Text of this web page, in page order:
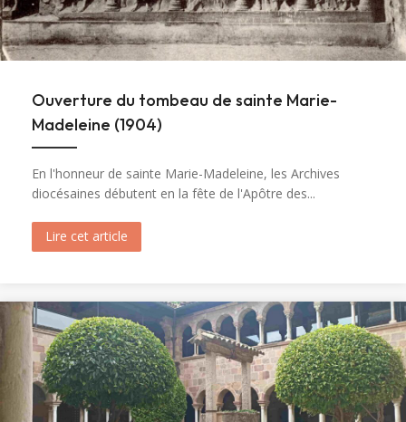
Ouverture du tombeau de sainte Marie-
Madeleine (1904)
En l'honneur de sainte Marie-Madeleine, les Archives
diocésaines débutent en la fête de l'Apôtre des...
Lire cet article